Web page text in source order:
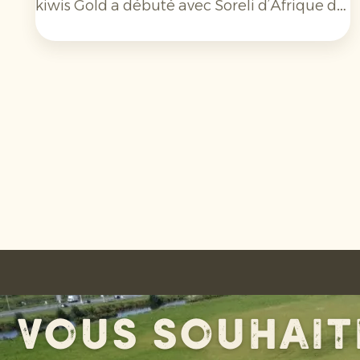
kiwis Gold a débuté avec Soreli d’Afrique du
Sud, suivi de Zespri SunGold de Nouvelle-
Vous